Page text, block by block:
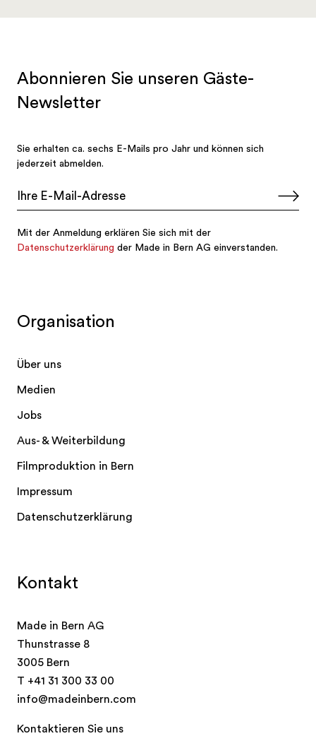
Kontakt
Made in Bern AG
Thunstrasse 8
3005 Bern
T +41 31 300 33 00
info@madeinbern.com
Kontaktieren Sie uns
Organisation
Über uns
Medien
Jobs
Aus- & Weiterbildung
Filmproduktion in Bern
Impressum
Datenschutzerklärung